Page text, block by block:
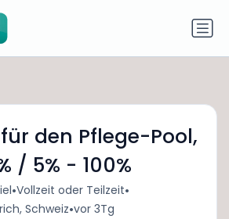
für den Pflege-Pool,
/ 5% - 100%
•Vollzeit oder Teilzeit•
Schweiz•vor 3Tg